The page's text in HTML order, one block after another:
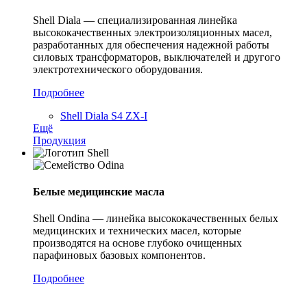
Shell Diala — специализированная линейка
высококачественных электроизоляционных масел,
разработанных для обеспечения надежной работы
силовых трансформаторов, выключателей и другого
электротехнического оборудования.
Подробнее
Shell Diala S4 ZX-I
Ещё
Продукция
Белые медицинские масла
Shell Ondina — линейка высококачественных белых
медицинских и технических масел, которые
производятся на основе глубоко очищенных
парафиновых базовых компонентов.
Подробнее